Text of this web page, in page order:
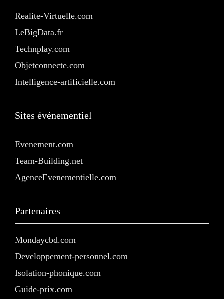
Realite-Virtuelle.com
LeBigData.fr
Technplay.com
Objetconnecte.com
Intelligence-artificielle.com
Sites événementiel
Evenement.com
Team-Building.net
AgenceEvenementielle.com
Partenaires
Mondaycbd.com
Developpement-personnel.com
Isolation-phonique.com
Guide-prix.com